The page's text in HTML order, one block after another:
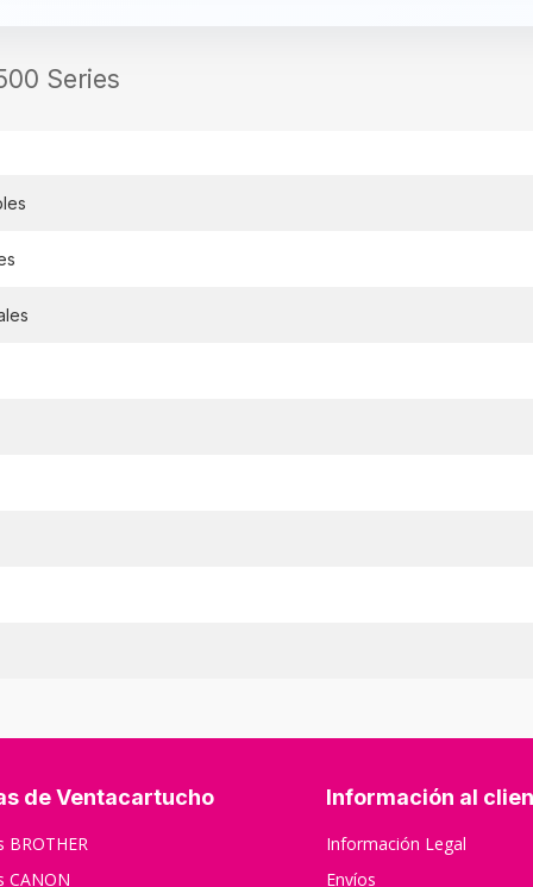
Series
de Ventacartucho
BROTHER
CANON
Información al
Información Legal
Envíos